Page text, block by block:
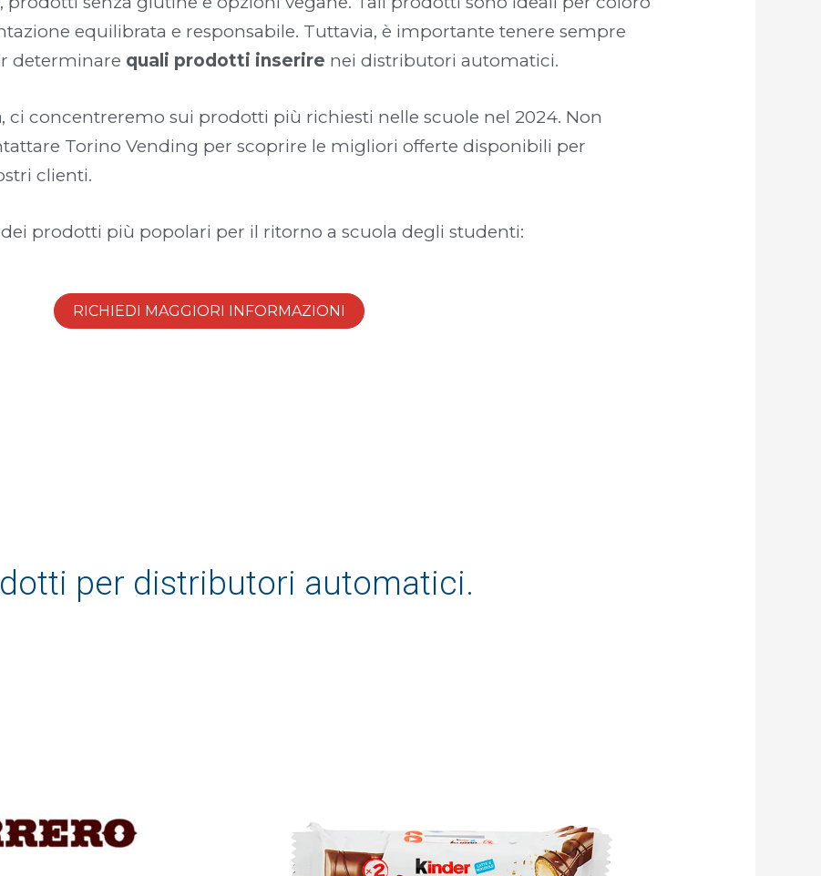
equilibrata e responsabile. Tuttavia, è importante tenere sempre
determinare quali prodotti inserire nei distributori automatici.
, ci concentreremo sui prodotti più richiesti nelle scuole nel 2024. Non
Torino Vending per scoprire le migliori offerte disponibili per
clienti.
prodotti più popolari per il ritorno a scuola degli studenti:
RICHIEDI MAGGIORI INFORMAZIONI
per distributori automatici.